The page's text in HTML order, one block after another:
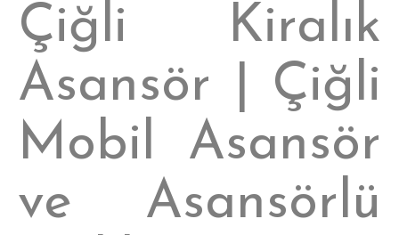
Çiğli Kiralık
Asansör | Çiğli
Mobil Asansör
ve Asansörlü